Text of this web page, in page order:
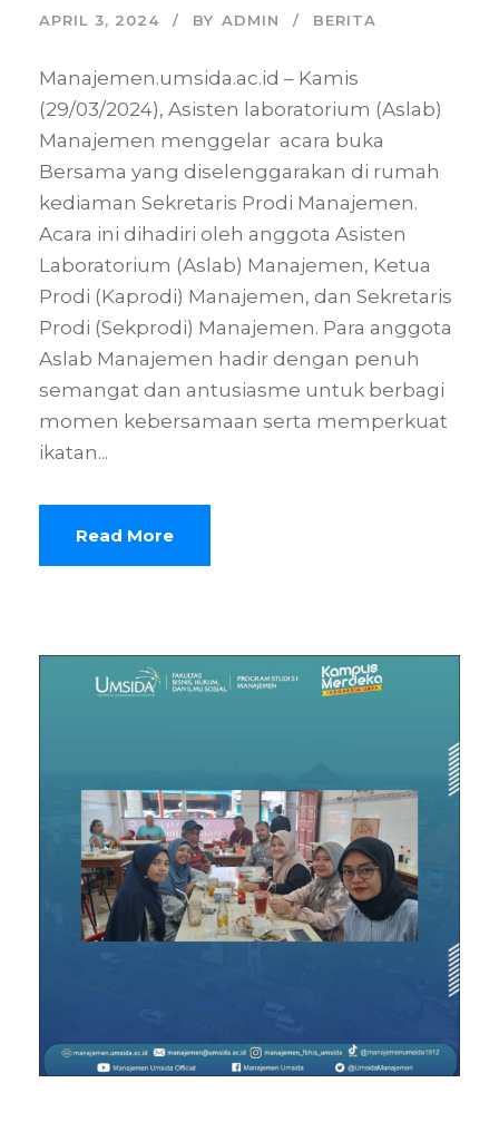
APRIL 3, 2024 BY ADMIN BERITA
Manajemen.umsida.ac.id – Kamis
(29/03/2024), Asisten laboratorium (Aslab)
Manajemen menggelar acara buka
Bersama yang diselenggarakan di rumah
kediaman Sekretaris Prodi Manajemen.
Acara ini dihadiri oleh anggota Asisten
Laboratorium (Aslab) Manajemen, Ketua
Prodi (Kaprodi) Manajemen, dan Sekretaris
Prodi (Sekprodi) Manajemen. Para anggota
Aslab Manajemen hadir dengan penuh
semangat dan antusiasme untuk berbagi
momen kebersamaan serta memperkuat
ikatan...
Read More